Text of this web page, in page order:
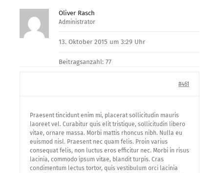
Oliver Rasch
Administrator
13. Oktober 2015 um 3:29 Uhr
Beitragsanzahl: 77
#461
Praesent tincidunt enim mi, placerat sollicitudin mauris
laoreet vel. Curabitur quis elit tristique, sollicitudin libero
vitae, ornare massa. Morbi mattis rhoncus nibh. Nulla eu
euismod nisl. Praesent nec quam felis. Proin varius
consequat felis, non luctus eros efficitur nec. Morbi in risus
lacinia, commodo ipsum vitae, blandit turpis. Cras
condimentum lectus tortor, quis vestibulum orci lacinia